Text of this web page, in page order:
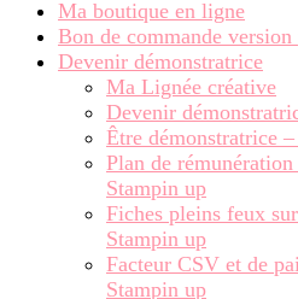
Ma boutique en ligne
Bon de commande version
Devenir démonstratrice
Ma Lignée créative
Devenir
Être démonstratrice –
Plan de
Stampin up
Fiches pleins feux
Stampin up
Facteur CSV et de
Stampin up